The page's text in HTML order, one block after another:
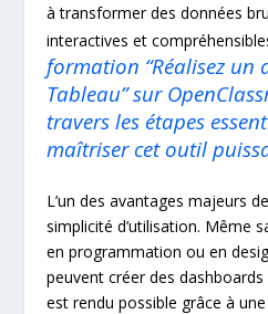
à transformer des données
interactives et
formation “Réalisez un
Tableau” sur
travers les étapes
maîtriser cet outil
L’un des avantages majeurs
simplicité d’utilisation. Même
en programmation ou en
peuvent créer des
est rendu possible grâce à